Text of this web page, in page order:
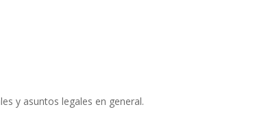
y asuntos legales en general.